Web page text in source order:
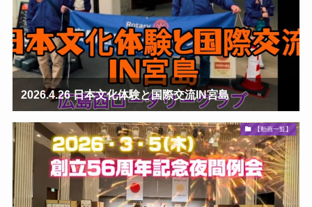
2026.4.26 日本文化体験と国際交流IN宮島
【動画一覧】